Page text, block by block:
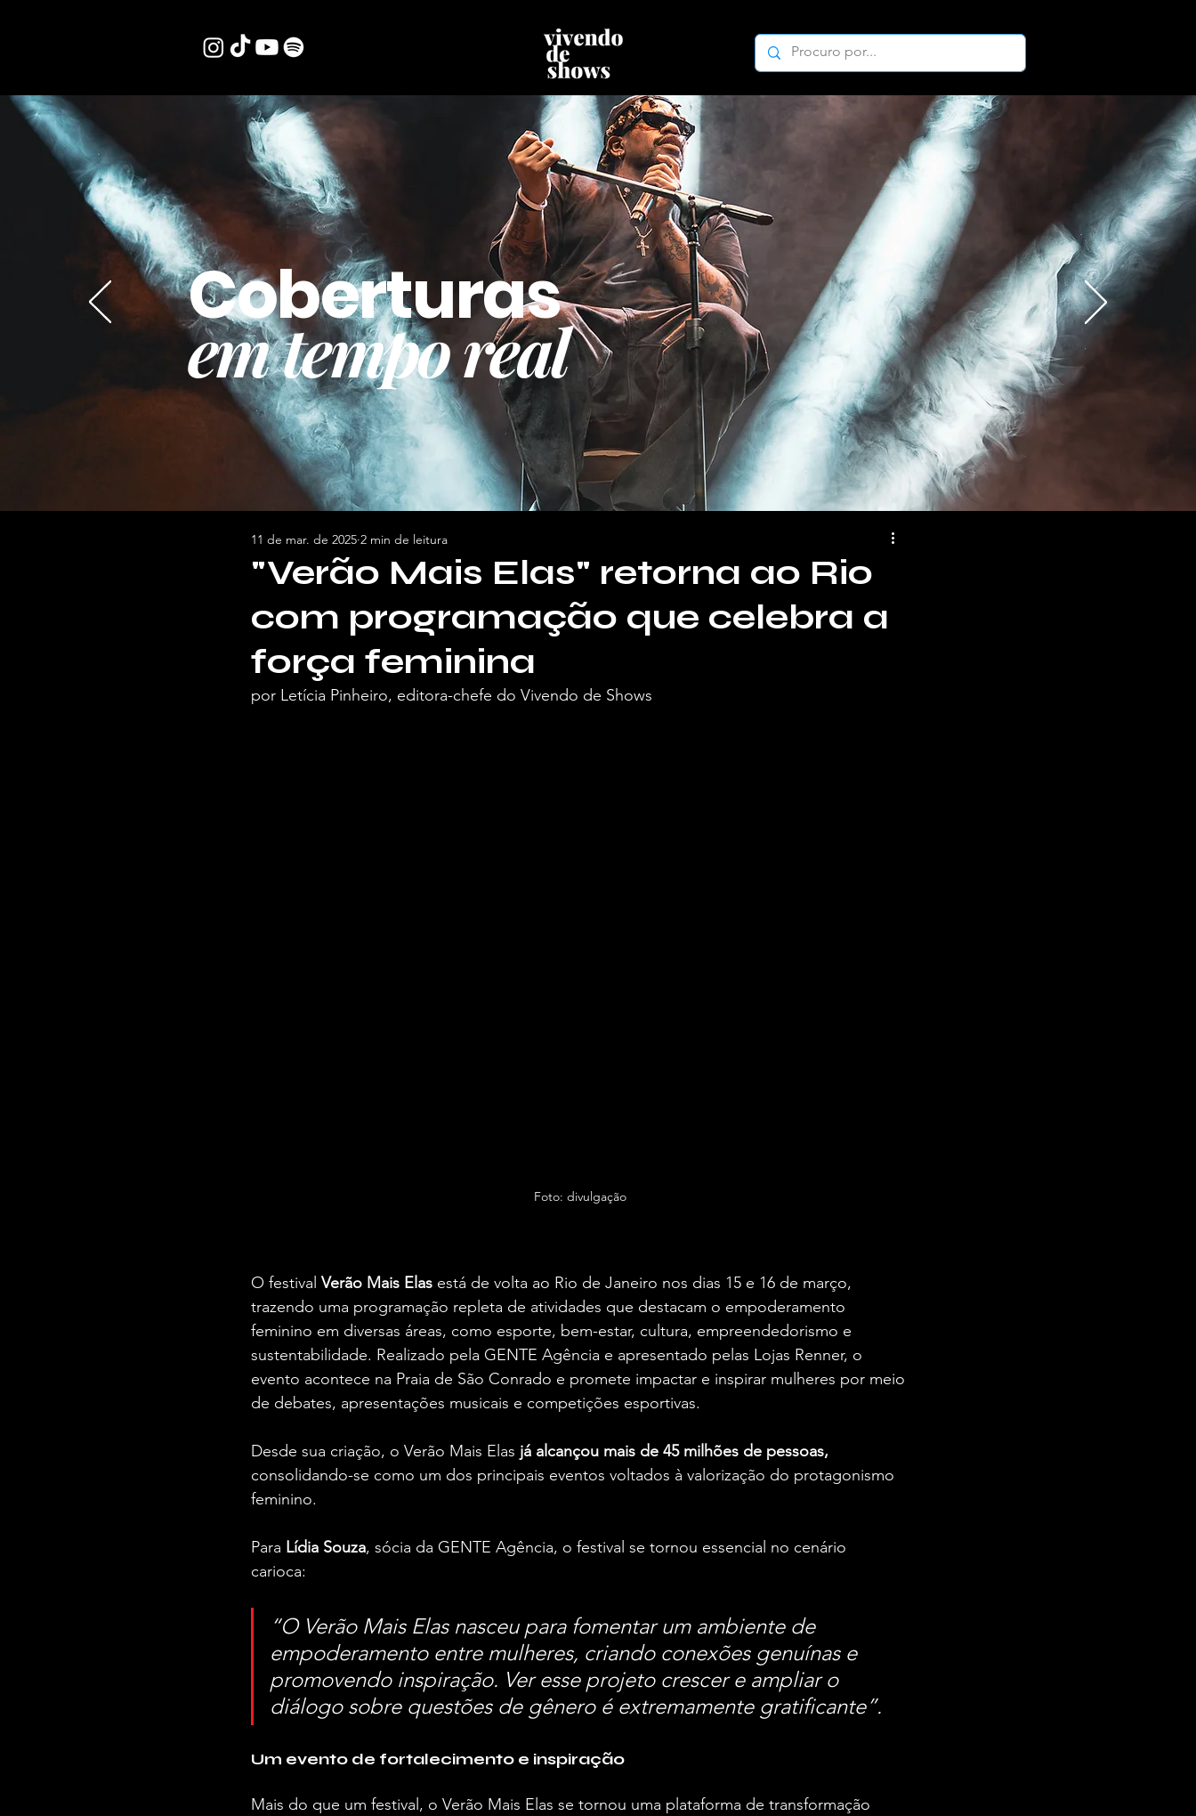
Coberturas
em tempo real
"Verão Mais Elas" retorna ao Rio
com programação que celebra a
força feminina
11 de mar. de 2025 2 min de leitura
por Letícia Pinheiro, editora-chefe do Vivendo de Shows
Foto: divulgação
O festival Verão Mais Elas está de volta ao Rio de Janeiro nos dias 15 e 16 de março,
trazendo uma programação repleta de atividades que destacam o empoderamento
feminino em diversas áreas, como esporte, bem-estar, cultura, empreendedorismo e
sustentabilidade. Realizado pela GENTE Agência e apresentado pelas Lojas Renner, o
evento acontece na Praia de São Conrado e promete impactar e inspirar mulheres por meio
de debates, apresentações musicais e competições esportivas.
Desde sua criação, o Verão Mais Elas já alcançou mais de 45 milhões de pessoas,
consolidando-se como um dos principais eventos voltados à valorização do protagonismo
feminino.
Para Lídia Souza, sócia da GENTE Agência, o festival se tornou essencial no cenário
carioca:
“O Verão Mais Elas nasceu para fomentar um ambiente de
empoderamento entre mulheres, criando conexões genuínas e
promovendo inspiração. Ver esse projeto crescer e ampliar o
diálogo sobre questões de gênero é extremamente gratificante”.
Um evento de fortalecimento e inspiração
Mais do que um festival, o Verão Mais Elas se tornou uma plataforma de transformação